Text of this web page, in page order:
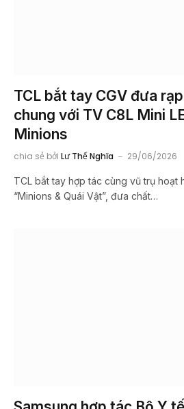
TCL bắt tay CGV đưa
chung với TV C8L Mini
Minions
chia sẻ bởi Lư Thế Nghĩa 29/06/2026
TCL bắt tay hợp tác cùng vũ trụ hoạt
“Minions & Quái Vật”, đưa chất…